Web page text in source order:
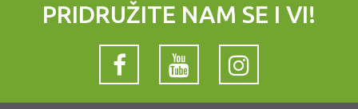
PRIDRUŽITE NAM SE I VI!